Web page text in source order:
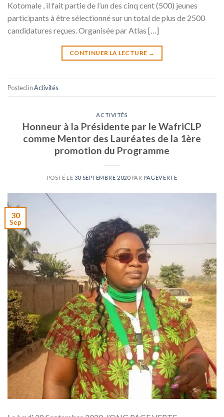
Kotomale , il fait partie de l’un des cinq cent (500) jeunes
participants à être sélectionné sur un total de plus de 2500
candidatures reçues. Organisée par Atlas […]
CONTINUER LA LECTURE →
Posted inActivités
ACTIVITÉS
Honneur à la Présidente par le WafriCLP
comme Mentor des Lauréates de la 1ère
promotion du Programme
POSTÉ LE 30 SEPTEMBRE 2020PAR PAGEVERTE
30
Sep